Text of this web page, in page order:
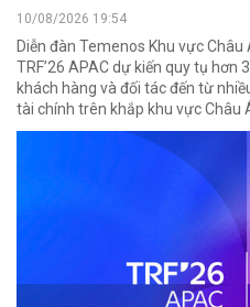
10/08/2026 19:54
Diễn đàn Temenos Khu vực
TRF’26 APAC dự kiến quy tụ hơn
khách hàng và đối tác đến từ
tài chính trên khắp khu vực Châu